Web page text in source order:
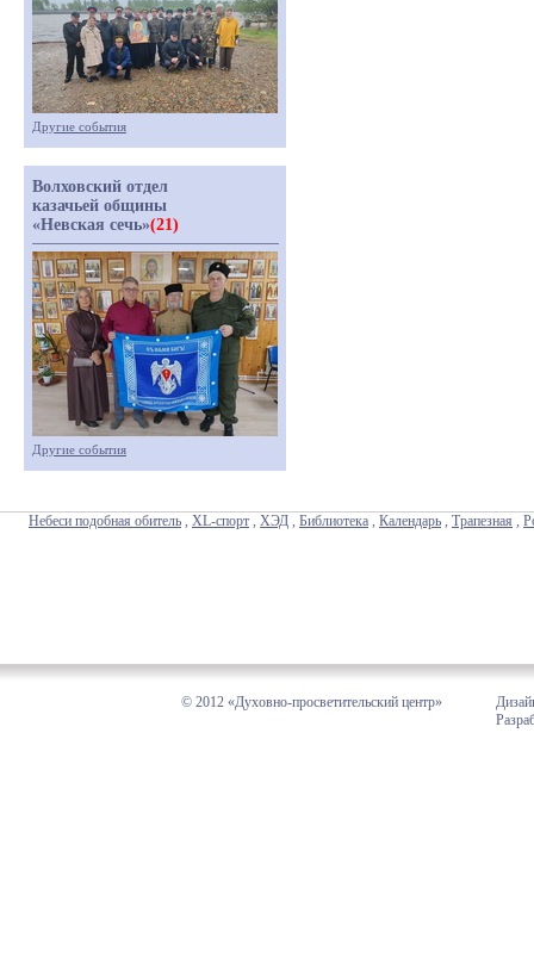
Другие события
Волховский отдел
казачьей общины
«Невская сечь»(21)
Другие события
Небеси подобная обитель , XL-спорт , ХЭД , Библиотека , Календарь , Трапезная ,
© 2012 «Духовно-просветительский центр»